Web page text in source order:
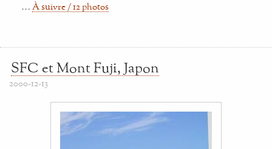
… À suivre / 12 photos
SFC et Mont Fuji, Japon
2000-12-13